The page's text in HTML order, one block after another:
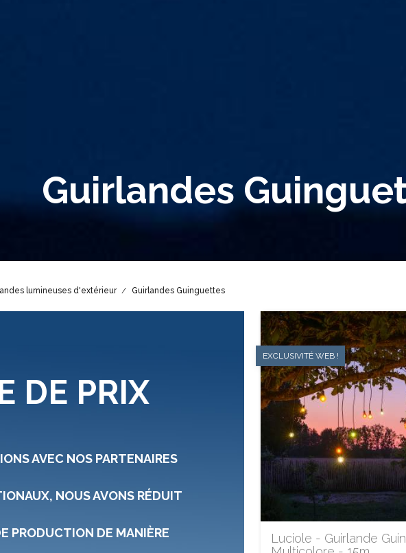
Guirlandes
lumineuses d'extérieur Guirlandes Guinguettes
DE PRIX
AVEC NOS PARTENAIRES
NOUS AVONS RÉDUIT
PRODUCTION DE MANIÈRE
EXCLUSIVITÉ WEB !
Luciole - Guirlande